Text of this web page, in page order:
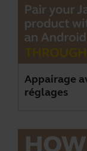
Appairage
réglages